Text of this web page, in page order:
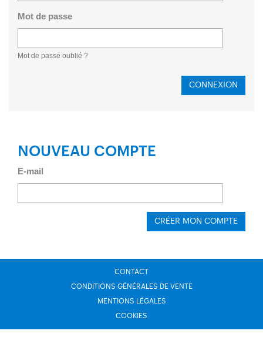
Mot de passe
Mot de passe oublié ?
CONNEXION
NOUVEAU COMPTE
E-mail
CRÉER MON COMPTE
CONTACT
CONDITIONS GÉNÉRALES DE VENTE
MENTIONS LÉGALES
COOKIES